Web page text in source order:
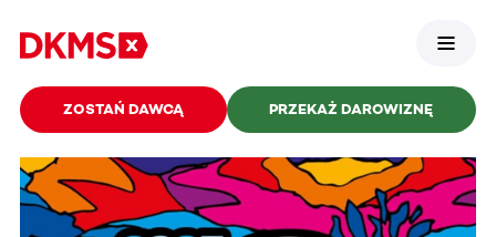
ZOSTAŃ DAWCĄ PRZEKAŻ DAROWIZNĘ